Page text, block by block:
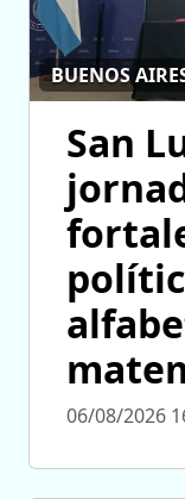
BUENOS
San
06/08/2026